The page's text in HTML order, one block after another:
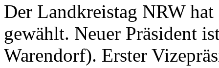
Der Landkreistag NRW hat
gewählt. Neuer Präsident
Warendorf). Erster